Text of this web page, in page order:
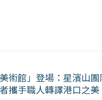
術館」登場：星濱山團
攜手職人轉譯港口之美